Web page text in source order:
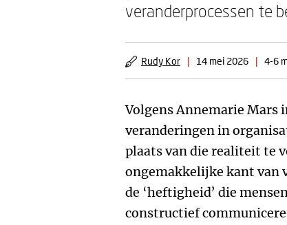
veranderprocessen te
Rudy Kor | 14 mei 2026 | 4-6
Volgens Annemarie Mars
veranderingen in
plaats van die realiteit te
ongemakkelijke kant van
de ‘heftigheid’ die
constructief